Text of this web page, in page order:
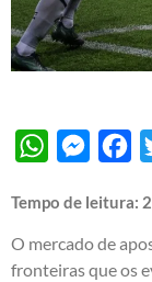
WhatsApp
Tempo de leitura: 2
O mercado de
fronteiras que os